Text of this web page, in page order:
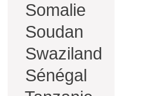
Somalie
Soudan
Swaziland
Sénégal